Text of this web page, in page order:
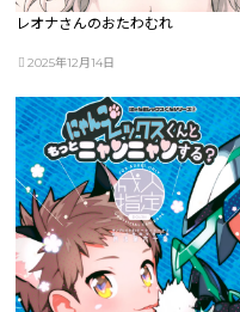
レオナさんのおたわむれ
2025年12月14日